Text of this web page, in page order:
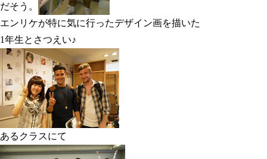
だそう。
エンリケが特に気に行ったデザイン画を描いた
1年生とさつえい♪
あるクラスにて